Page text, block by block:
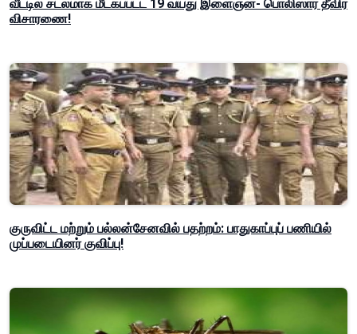
வீட்டில் சடலமாக மீட்கப்பட்ட 19 வயது இளைஞன்- பொலிஸார் தீவிர
விசாரணை!
குருவிட்ட மற்றும் பல்லன்சேனவில் பதற்றம்: பாதுகாப்புப் பணியில்
முப்படையினர் குவிப்பு!